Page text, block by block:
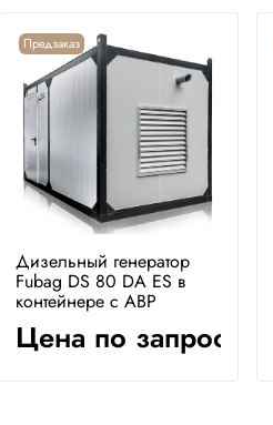
Предзаказ
Дизельный генератор
Fubag DS 80 DA ES в
контейнере с АВР
Цена по запросу